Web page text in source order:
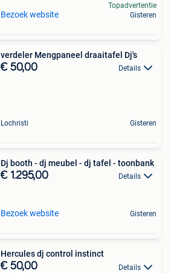
Bezoek website
Topadvertentie
Gisteren
verdeler Mengpaneel draaitafel Dj's
€ 50,00 Details
Lochristi Gisteren
Dj booth - dj meubel - dj tafel - toonbank
€ 1.295,00 Details
Bezoek website Gisteren
Hercules dj control instinct
€ 50,00 Details